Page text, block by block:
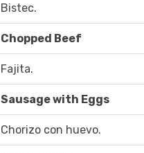
Bistec.
Chopped Beef
Fajita.
Sausage with Eggs
Chorizo con huevo.